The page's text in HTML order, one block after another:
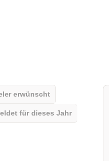
erwünscht
für dieses Jahr